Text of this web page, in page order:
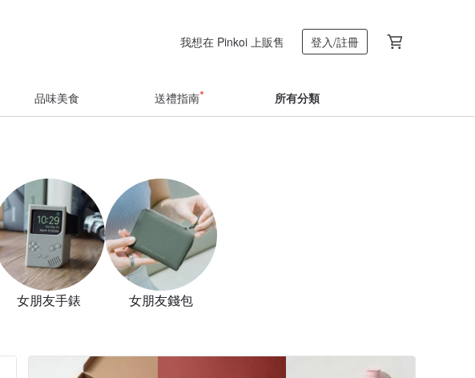
我想在 Pinkoi 上販售 登入/註冊
品味美食 送禮指南 所有分類
女朋友手錶 女朋友錢包